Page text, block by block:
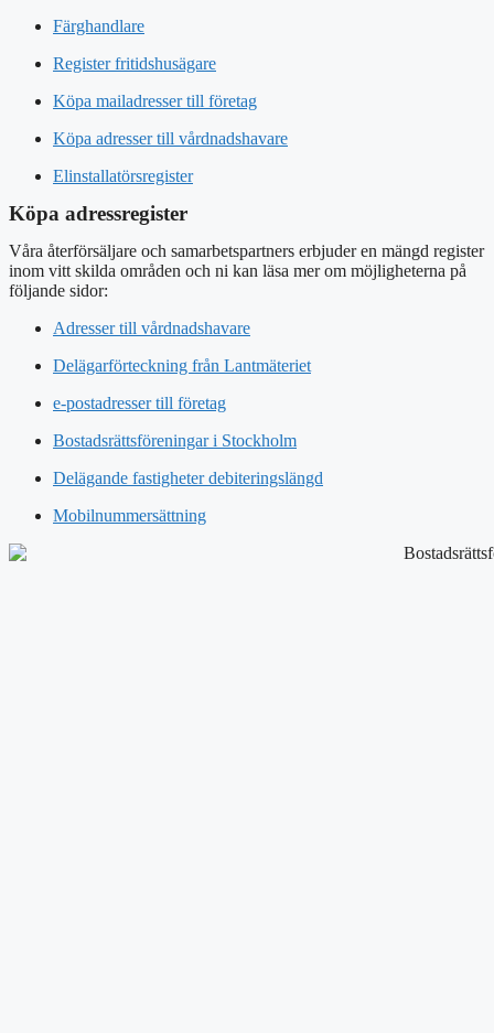
Färghandlare
Register fritidshusägare
Köpa mailadresser till företag
Köpa adresser till vårdnadshavare
Elinstallatörsregister
Köpa adressregister
Våra återförsäljare och samarbetspartners erbjuder en mängd register
inom vitt skilda områden och ni kan läsa mer om möjligheterna på
följande sidor:
Adresser till vårdnadshavare
Delägarförteckning från Lantmäteriet
e-postadresser till företag
Bostadsrättsföreningar i Stockholm
Delägande fastigheter debiteringslängd
Mobilnummersättning